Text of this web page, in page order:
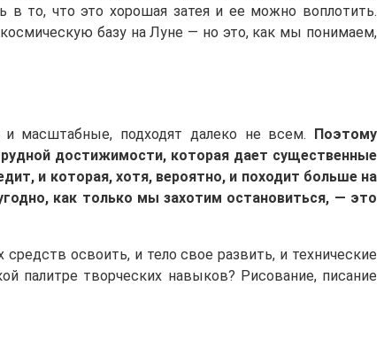
то, что это хорошая затея и ее можно воплотить.
базу на Луне — но это, как мы понимаем,
и масштабные, подходят далеко не всем. Поэтому
достижимости, которая дает существенные
и которая, хотя, вероятно, и походит больше на
как только мы захотим остановиться, — это
освоить, и тело свое развить, и технические
палитре творческих навыков? Рисование, писание